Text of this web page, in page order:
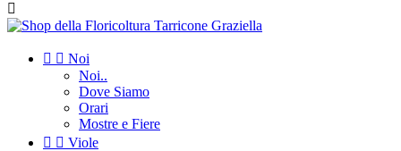

  Noi
Noi..
Dove Siamo
Orari
Mostre e Fiere
  Viole